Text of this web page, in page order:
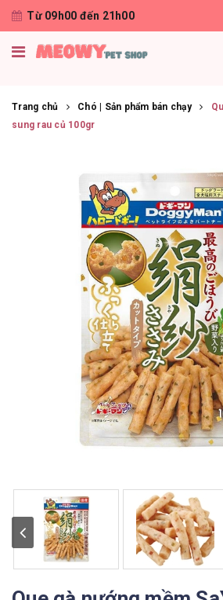
Từ 09h00 đến 21h00
Trang chủ Chó | Sản phẩm bán chạy
sung rau củ 100gr